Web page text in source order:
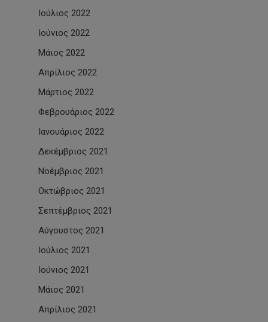
Ιούλιος 2022
Ιούνιος 2022
Μάιος 2022
Απρίλιος 2022
Μάρτιος 2022
Φεβρουάριος 2022
Ιανουάριος 2022
Δεκέμβριος 2021
Νοέμβριος 2021
Οκτώβριος 2021
Σεπτέμβριος 2021
Αύγουστος 2021
Ιούλιος 2021
Ιούνιος 2021
Μάιος 2021
Απρίλιος 2021